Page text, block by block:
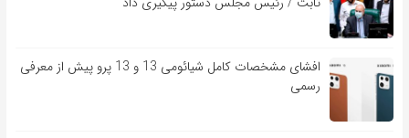
افشای مشخصات کامل شیائومی 13 و 13 پرو پیش از معرفی
رسمی